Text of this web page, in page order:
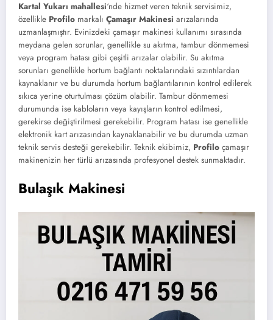
Kartal Yukarı mahallesi‘nde hizmet veren teknik servisimiz,
özellikle Profilo markalı Çamaşır Makinesi arızalarında
uzmanlaşmıştır. Evinizdeki çamaşır makinesi kullanımı sırasında
meydana gelen sorunlar, genellikle su akıtma, tambur dönmemesi
veya program hatası gibi çeşitli arızalar olabilir. Su akıtma
sorunları genellikle hortum bağlantı noktalarındaki sızıntılardan
kaynaklanır ve bu durumda hortum bağlantılarının kontrol edilerek
sıkıca yerine oturtulması çözüm olabilir. Tambur dönmemesi
durumunda ise kabloların veya kayışların kontrol edilmesi,
gerekirse değiştirilmesi gerekebilir. Program hatası ise genellikle
elektronik kart arızasından kaynaklanabilir ve bu durumda uzman
teknik servis desteği gerekebilir. Teknik ekibimiz, Profilo çamaşır
makinenizin her türlü arızasında profesyonel destek sunmaktadır.
Bulaşık Makinesi